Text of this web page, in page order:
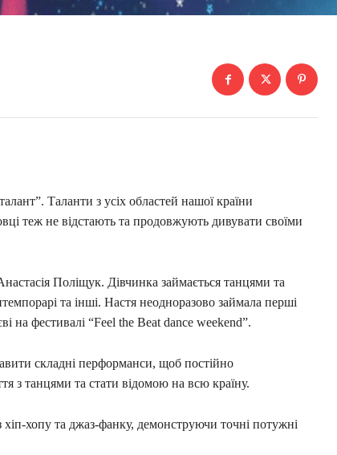
Таланти з усіх областей нашої країни
теж не відстають та продовжують дивувати своїми
Поліщук. Дівчинка займається танцями та
та інші. Настя неодноразово займала перші
на фестивалі “Feel the Beat dance weekend”.
складні перформанси, щоб постійно
з танцями та стати відомою на всю країну.
хопу та джаз-фанку, демонструючи точні потужні